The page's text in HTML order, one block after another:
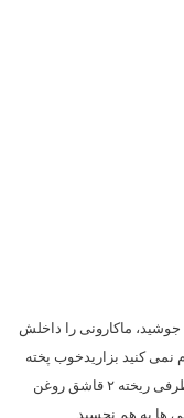
جوشید، ماکارونی را داخلش
نمی کنید بزاریدخوب پخته
شود،. مواظب باشید له نشود، حالا ابکش کنید و در طرفی ریخته ۲ قاشق روغن